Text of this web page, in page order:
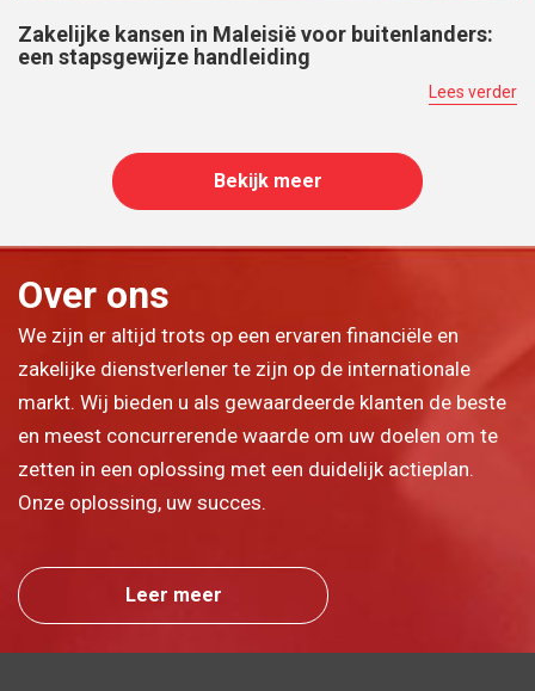
Zakelijke kansen in Maleisië voor buitenlanders:
een stapsgewijze handleiding
Lees verder
Bekijk meer
Over ons
We zijn er altijd trots op een ervaren financiële en
zakelijke dienstverlener te zijn op de internationale
markt. Wij bieden u als gewaardeerde klanten de beste
en meest concurrerende waarde om uw doelen om te
zetten in een oplossing met een duidelijk actieplan.
Onze oplossing, uw succes.
Leer meer